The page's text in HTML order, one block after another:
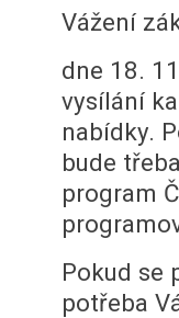
Vážení
dne 18.
vysílání
nabídky.
bude
program
Pokud se
potřeba